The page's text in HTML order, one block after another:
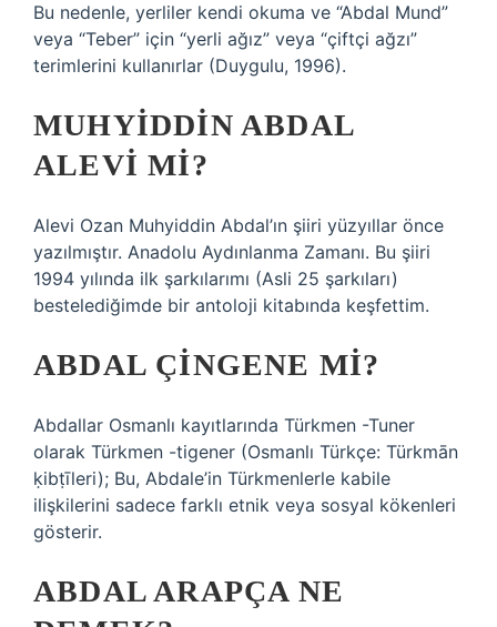
Bu nedenle, yerliler kendi okuma ve “Abdal Mund”
veya “Teber” için “yerli ağız” veya “çiftçi ağzı”
terimlerini kullanırlar (Duygulu, 1996).
MUHYIDDIN ABDAL
ALEVI MI?
Alevi Ozan Muhyiddin Abdal’ın şiiri yüzyıllar önce
yazılmıştır. Anadolu Aydınlanma Zamanı. Bu şiiri
1994 yılında ilk şarkılarımı (Asli 25 şarkıları)
bestelediğimde bir antoloji kitabında keşfettim.
ABDAL ÇINGENE MI?
Abdallar Osmanlı kayıtlarında Türkmen -Tuner
olarak Türkmen -tigener (Osmanlı Türkçe: Türkmān
ḳibṭīleri); Bu, Abdale’in Türkmenlerle kabile
ilişkilerini sadece farklı etnik veya sosyal kökenleri
gösterir.
ABDAL ARAPÇA NE